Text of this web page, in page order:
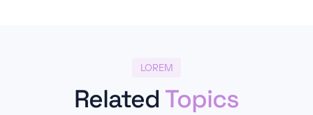
LOREM
Related Topics